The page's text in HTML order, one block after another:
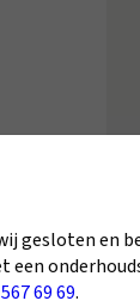
gesloten en
69 69.